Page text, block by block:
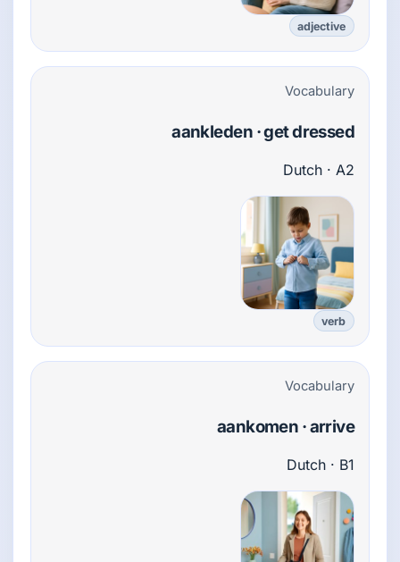
adjective
Vocabulary
aankleden · get dressed
Dutch · A2
verb
Vocabulary
aankomen · arrive
Dutch · B1